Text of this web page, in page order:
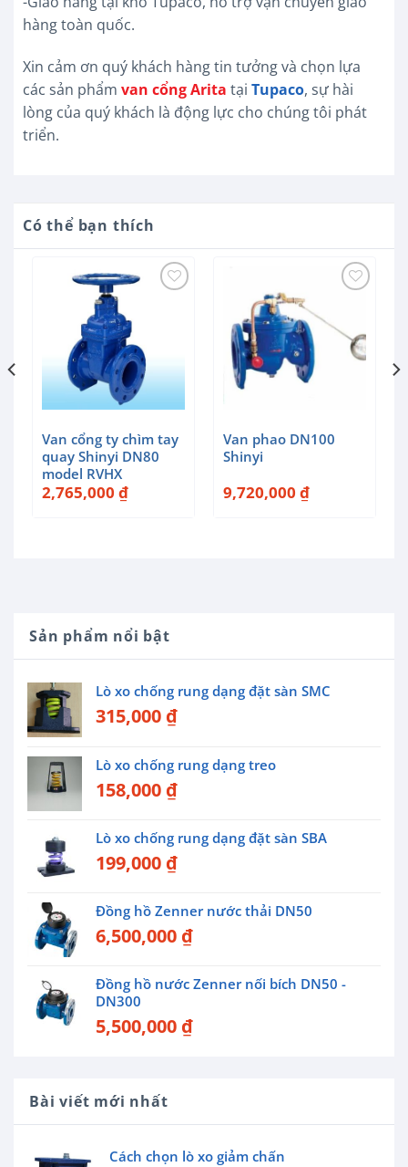
Sản phẩm nổi bật
Lò xo chống rung dạng đặt sàn SMC
315,000 ₫
Lò xo chống rung dạng treo
158,000 ₫
Lò xo chống rung dạng đặt sàn SBA
199,000 ₫
Đồng hồ Zenner nước thải DN50
6,500,000 ₫
Đồng hồ nước Zenner nối bích DN50 -
DN300
5,500,000 ₫
Bài viết mới nhất
Cách chọn lò xo giảm chấn
hàng toàn quốc.
Xin cảm ơn quý khách hàng tin tưởng và chọn lựa
các sản phẩm van cổng Arita tại Tupaco, sự hài
lòng của quý khách là động lực cho chúng tôi phát
triển.
Có thể bạn thích
Van cổng ty chìm tay
quay Shinyi DN80
model RVHX
2,765,000 ₫
Van phao DN100
Shinyi
9,720,000 ₫